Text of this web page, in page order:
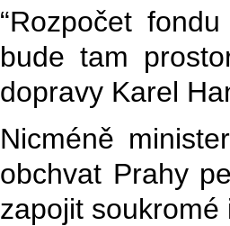
“Rozpočet
bude tam
dopravy Karel
Nicméně
obchvat Prahy
zapojit soukromé